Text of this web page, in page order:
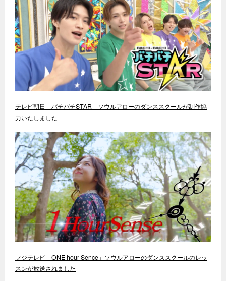
テレビ朝日「バチバチSTAR」ソウルアローのダンススクールが制作協
力いたしました
フジテレビ「ONE hour Sence」ソウルアローのダンススクールのレッ
スンが放送されました